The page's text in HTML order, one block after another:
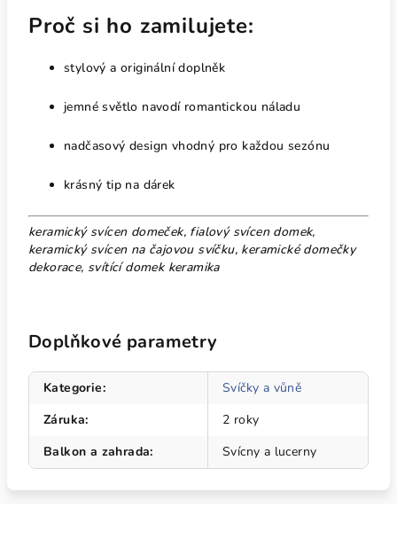
Proč si ho zamilujete:
stylový a originální doplněk
jemné světlo navodí romantickou náladu
nadčasový design vhodný pro každou sezónu
krásný tip na dárek
keramický svícen domeček, fialový svícen domek,
keramický svícen na čajovou svíčku, keramické domečky
dekorace, svítící domek keramika
Doplňkové parametry
Kategorie:
Svíčky a vůně
Záruka:
2 roky
Balkon a zahrada: Svícny a lucerny